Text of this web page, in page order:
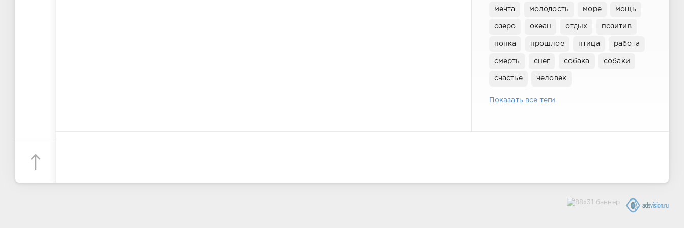
мечта молодость море мощь
озеро океан отдых позитив
попка прошлое птица работа
смерть снег собака собаки
счастье человек
Показать все теги